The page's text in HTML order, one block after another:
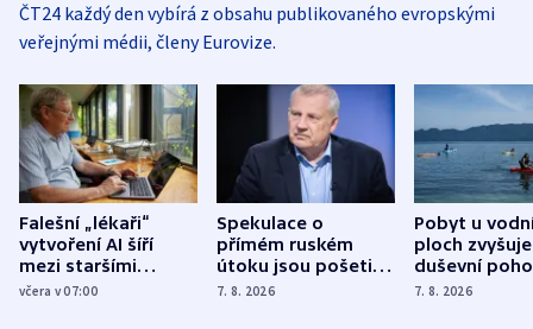
ČT24 každý den vybírá z obsahu publikovaného evropskými
veřejnými médii, členy Eurovize.
Falešní „lékaři“
vytvoření AI šíří
mezi staršími
Poláky nebezpečné
včera v 07:00
Spekulace o
přímém ruském
útoku jsou pošetilé,
míní estonský
7. 8. 2026
Pobyt u
ploch zvyšuje
duševní
ukázala
7. 8. 2026